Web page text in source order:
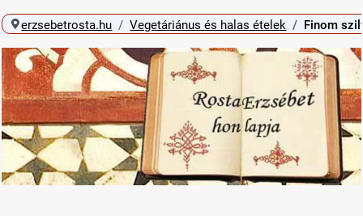
erzsebetrosta.hu Vegetáriánus és halas ételek Finom